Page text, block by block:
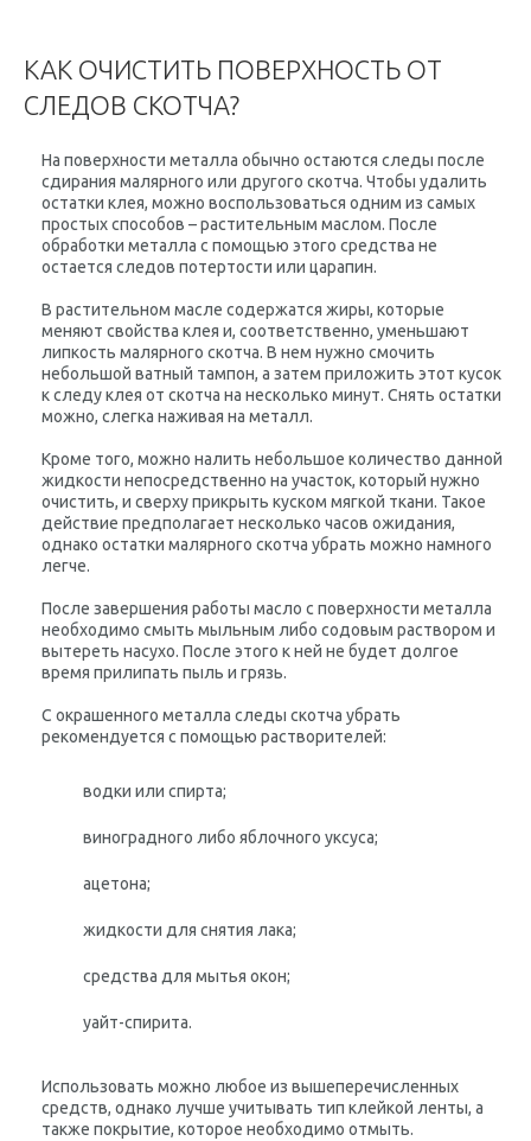
КАК ОЧИСТИТЬ ПОВЕРХНОСТЬ ОТ
СЛЕДОВ СКОТЧА?
На поверхности металла обычно остаются следы после
сдирания малярного или другого скотча. Чтобы удалить
остатки клея, можно воспользоваться одним из самых
простых способов – растительным маслом. После
обработки металла с помощью этого средства не
остается следов потертости или царапин.
В растительном масле содержатся жиры, которые
меняют свойства клея и, соответственно, уменьшают
липкость малярного скотча. В нем нужно смочить
небольшой ватный тампон, а затем приложить этот кусок
к следу клея от скотча на несколько минут. Снять остатки
можно, слегка наживая на металл.
Кроме того, можно налить небольшое количество данной
жидкости непосредственно на участок, который нужно
очистить, и сверху прикрыть куском мягкой ткани. Такое
действие предполагает несколько часов ожидания,
однако остатки малярного скотча убрать можно намного
легче.
После завершения работы масло с поверхности металла
необходимо смыть мыльным либо содовым раствором и
вытереть насухо. После этого к ней не будет долгое
время прилипать пыль и грязь.
С окрашенного металла следы скотча убрать
рекомендуется с помощью растворителей:
водки или спирта;
виноградного либо яблочного уксуса;
ацетона;
жидкости для снятия лака;
средства для мытья окон;
уайт-спирита.
Использовать можно любое из вышеперечисленных
средств, однако лучше учитывать тип клейкой ленты, а
также покрытие, которое необходимо отмыть.